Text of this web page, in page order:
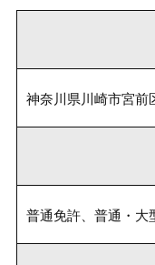
神奈川県川崎市宮前
普通免許、普通・大